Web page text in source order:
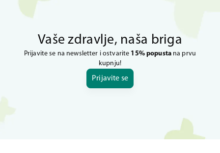
Vaše zdravlje, naša briga
Prijavite se na newsletter i ostvarite 15% popustana prvu
kupnju!
Prijavite se